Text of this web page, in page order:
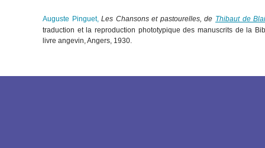
Auguste Pinguet,Les Chansons et pastourelles, de Thibaut de
traduction et la reproduction phototypique des manuscrits de la
livre angevin, Angers, 1930.